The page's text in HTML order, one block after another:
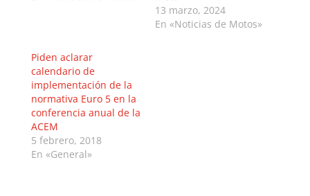
13 marzo, 2024
En «Noticias de Motos»
Piden aclarar
calendario de
implementación de la
normativa Euro 5 en la
conferencia anual de la
ACEM
5 febrero, 2018
En «General»